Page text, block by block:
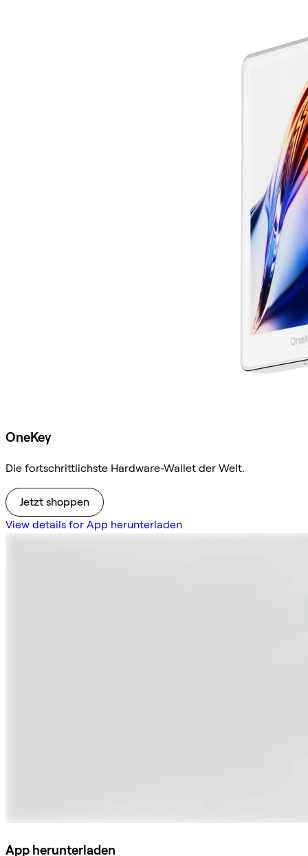
OneKey
Die fortschrittlichste Hardware-Wallet der Welt.
Jetzt shoppen
View details for App herunterladen
App herunterladen